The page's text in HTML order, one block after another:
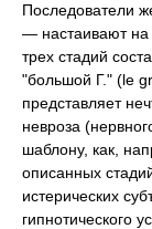
Последователи
— настаивают на
трех стадий
"большой Г." (le
представляет
невроза
шаблону, как,
описанных
истерических
гипнотического